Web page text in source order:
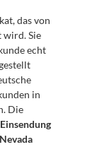
das von
wird. Sie
echt
in